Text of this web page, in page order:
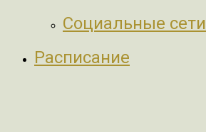
Социальные сети
Расписание